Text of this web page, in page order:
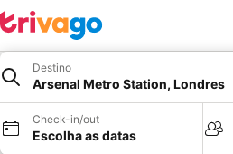
Destino
Arsenal Metro Station, Londres
Check-in/out
Escolha as datas